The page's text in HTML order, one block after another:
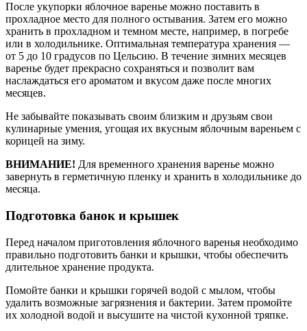
После укупорки яблочное варенье можно поставить в
прохладное место для полного остывания. Затем его можно
хранить в прохладном и темном месте, например, в погребе
или в холодильнике. Оптимальная температура хранения —
от 5 до 10 градусов по Цельсию. В течение зимних месяцев
варенье будет прекрасно сохраняться и позволит вам
наслаждаться его ароматом и вкусом даже после многих
месяцев.
Не забывайте показывать своим близким и друзьям свои
кулинарные умения, угощая их вкусным яблочным вареньем с
корицей на зиму.
ВНИМАНИЕ! Для временного хранения варенье можно
завернуть в герметичную пленку и хранить в холодильнике до
месяца.
Подготовка банок и крышек
Перед началом приготовления яблочного варенья необходимо
правильно подготовить банки и крышки, чтобы обеспечить
длительное хранение продукта.
Помойте банки и крышки горячей водой с мылом, чтобы
удалить возможные загрязнения и бактерии. Затем промойте
их холодной водой и высушите на чистой кухонной тряпке.